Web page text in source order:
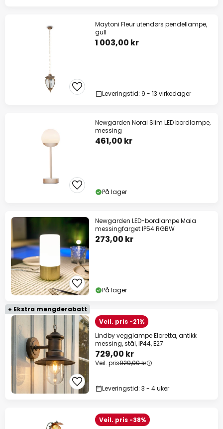
Maytoni Fleur utendørs pendellampe,
gull
1 003,00 kr
Leveringstid: 9 - 13 virkedager
Newgarden Norai Slim LED bordlampe,
messing
461,00 kr
På lager
Newgarden LED-bordlampe Maia
messingfarget IP54 RGBW
273,00 kr
På lager
+ Ekstra mengderabatt
Veil. pris -21%
Lindby vegglampe Eloretta, antikk
messing, stål, IP44, E27
729,00 kr
Veil. pris929,00 kr
Leveringstid: 3 - 4 uker
Veil. pris -38%